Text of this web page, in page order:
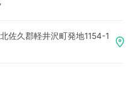
佐久郡軽井沢町発地1154-1